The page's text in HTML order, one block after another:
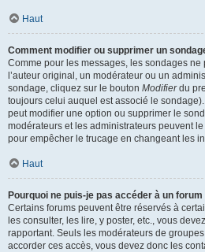
Haut
Comment modifier ou supprimer un
Comme pour les messages, les sondages
l’auteur original, un modérateur ou un
sondage, cliquez sur le bouton Modifierdu
toujours celui auquel est associé le sondage).
peut modifier une option ou supprimer le
modérateurs et les administrateurs peuvent
pour empêcher le trucage en changeant les
Haut
Pourquoi ne puis-je pas accéder à un forum
Certains forums peuvent être réservés à
les consulter, les lire, y poster, etc., vous
rapportant. Seuls les modérateurs de
accorder ces accès, vous devez donc les